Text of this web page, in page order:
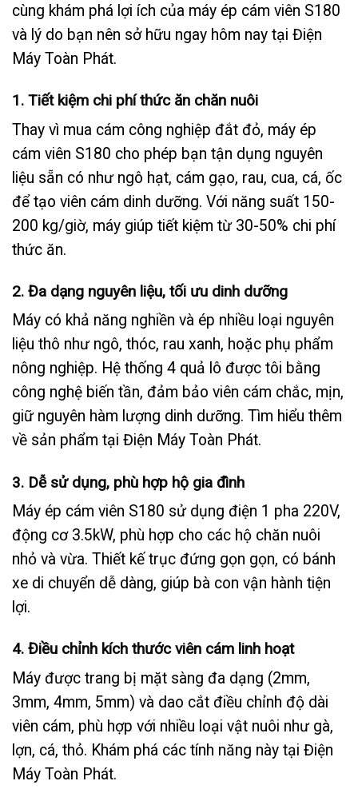
cùng khám phá lợi ích của máy ép cám viên S180
và lý do bạn nên sở hữu ngay hôm nay tại Điện
Máy Toàn Phát.
1. Tiết kiệm chi phí thức ăn chăn nuôi
Thay vì mua cám công nghiệp đắt đỏ, máy ép
cám viên S180 cho phép bạn tận dụng nguyên
liệu sẵn có như ngô hạt, cám gạo, rau, cua, cá, ốc
để tạo viên cám dinh dưỡng. Với năng suất 150-
200 kg/giờ, máy giúp tiết kiệm từ 30-50% chi phí
thức ăn.
2. Đa dạng nguyên liệu, tối ưu dinh dưỡng
Máy có khả năng nghiền và ép nhiều loại nguyên
liệu thô như ngô, thóc, rau xanh, hoặc phụ phẩm
nông nghiệp. Hệ thống 4 quả lô được tôi bằng
công nghệ biến tần, đảm bảo viên cám chắc, mịn,
giữ nguyên hàm lượng dinh dưỡng. Tìm hiểu thêm
về sản phẩm tại Điện Máy Toàn Phát.
3. Dễ sử dụng, phù hợp hộ gia đình
Máy ép cám viên S180 sử dụng điện 1 pha 220V,
động cơ 3.5kW, phù hợp cho các hộ chăn nuôi
nhỏ và vừa. Thiết kế trục đứng gọn gọn, có bánh
xe di chuyển dễ dàng, giúp bà con vận hành tiện
lợi.
4. Điều chỉnh kích thước viên cám linh hoạt
Máy được trang bị mặt sàng đa dạng (2mm,
3mm, 4mm, 5mm) và dao cắt điều chỉnh độ dài
viên cám, phù hợp với nhiều loại vật nuôi như gà,
lợn, cá, thỏ. Khám phá các tính năng này tại Điện
Máy Toàn Phát.